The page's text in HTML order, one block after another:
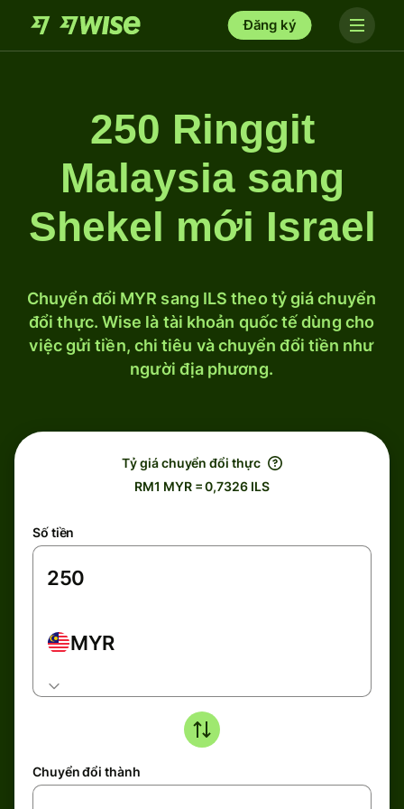
Đăng ký
250 Ringgit
Malaysia sang
Shekel mới Israel
Chuyển đổi MYR sang ILS theo tỷ giá chuyển
đổi thực. Wise là tài khoản quốc tế dùng cho
việc gửi tiền, chi tiêu và chuyển đổi tiền như
người địa phương.
Tỷ giá chuyển đổi thực
RM1 MYR = 0,7326 ILS
Số tiền
MYR
Chuyển đổi thành